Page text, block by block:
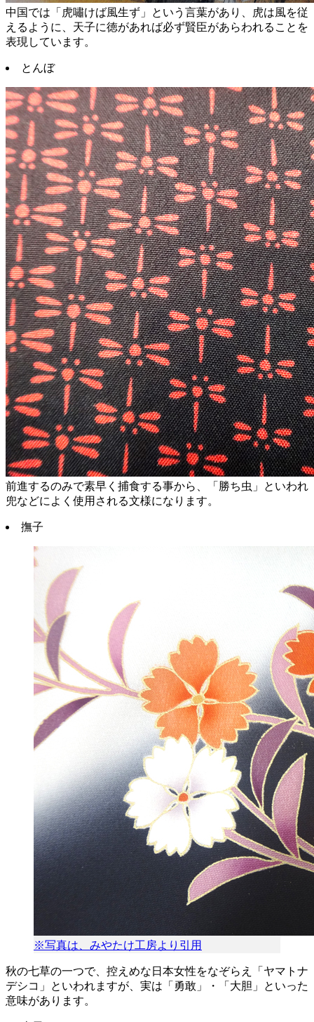
中国では「虎嘯けば風生ず」という言葉があり、虎は風を従
えるように、天子に徳があれば必ず賢臣があらわれることを
表現しています。
とんぼ
前進するのみで素早く捕食する事から、「勝ち虫」といわれ
兜などによく使用される文様になります。
撫子
※写真は、みやたけ工房より引用
秋の七草の一つで、控えめな日本女性をなぞらえ「ヤマトナ
デシコ」といわれますが、実は「勇敢」・「大胆」といった
意味があります。